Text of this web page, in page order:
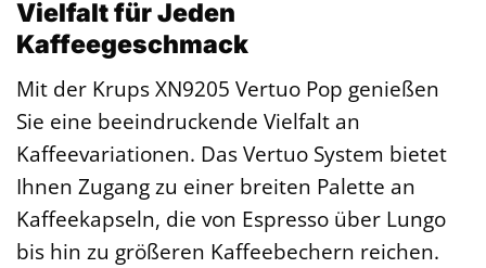
Vielfalt für Jeden
Kaffeegeschmack
Mit der Krups XN9205 Vertuo Pop genießen
Sie eine beeindruckende Vielfalt an
Kaffeevariationen. Das Vertuo System bietet
Ihnen Zugang zu einer breiten Palette an
Kaffeekapseln, die von Espresso über Lungo
bis hin zu größeren Kaffeebechern reichen.